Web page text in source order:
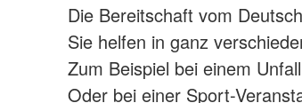
Die Bereitschaft vom
Sie helfen in ganz
Zum Beispiel bei einem
Oder bei einer Sport-